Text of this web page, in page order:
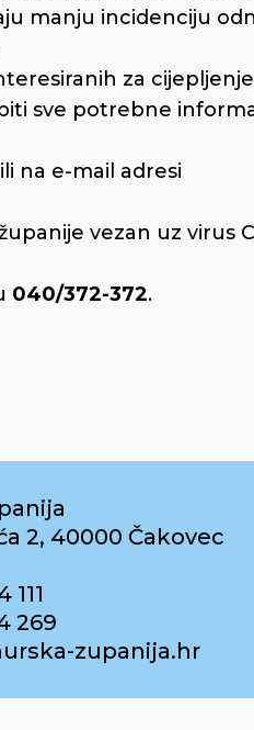
manju incidenciju
za
sve potrebne
ili na e-mail adresi
vezan uz virus
040/372-372.
2, 40000 Čakovec
269
zupanija.hr